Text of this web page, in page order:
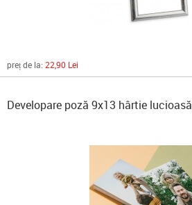
preț de la: 22,90 Lei
Developare poză 9x13 hârtie lucioasă